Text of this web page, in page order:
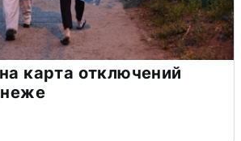
карта отключений